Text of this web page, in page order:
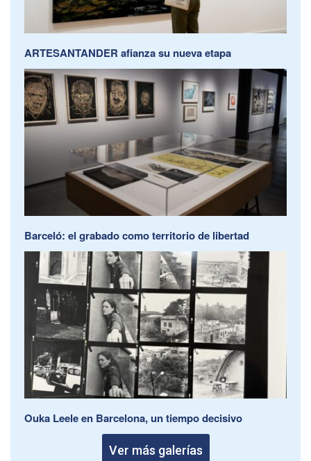
ARTESANTANDER afianza su nueva etapa
Barceló: el grabado como territorio de libertad
Ouka Leele en Barcelona, un tiempo decisivo
Ver más galerías